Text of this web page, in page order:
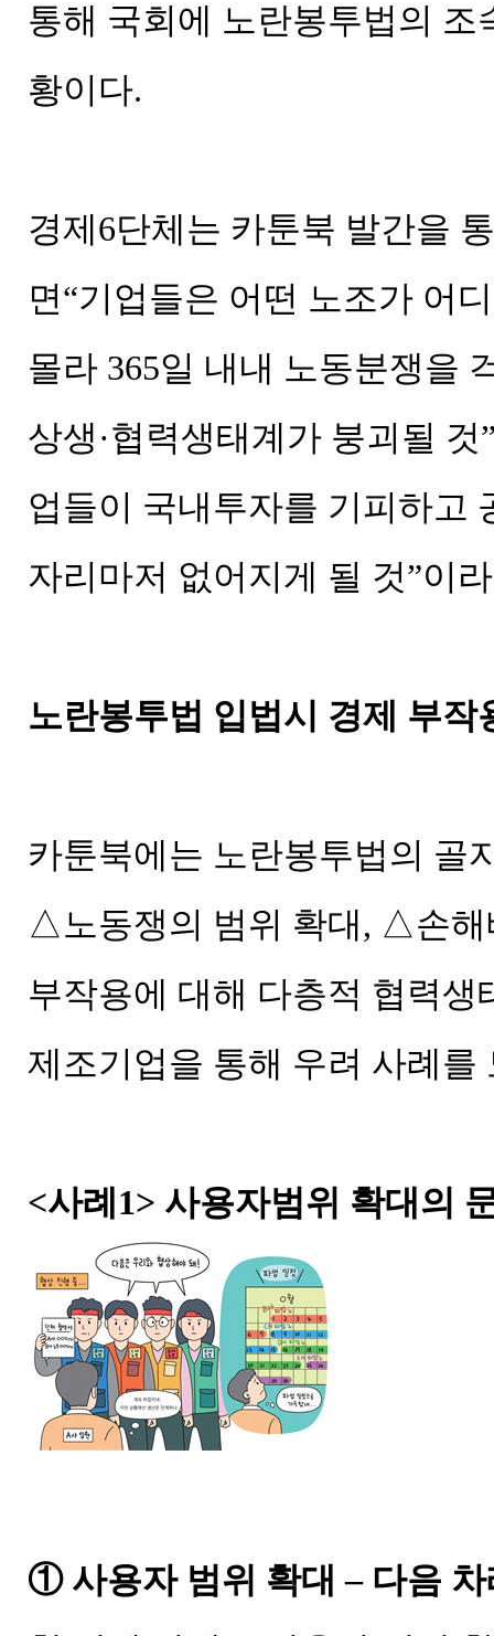
통해 국회에 노란봉투법의
황이다.
경제6단체는 카툰북 발간을
면“기업들은 어떤 노조가 어
몰라 365일 내내 노동분쟁을
상생·협력생태계가 붕괴될 것
업들이 국내투자를 기피하고
자리마저 없어지게 될 것”이
노란봉투법 입법시 경제 부작
카툰북에는 노란봉투법의 골
△노동쟁의 범위 확대, △손해
부작용에 대해 다층적 협력
제조기업을 통해 우려 사례를
<사례1> 사용자범위 확대의
① 사용자 범위 확대 – 다음